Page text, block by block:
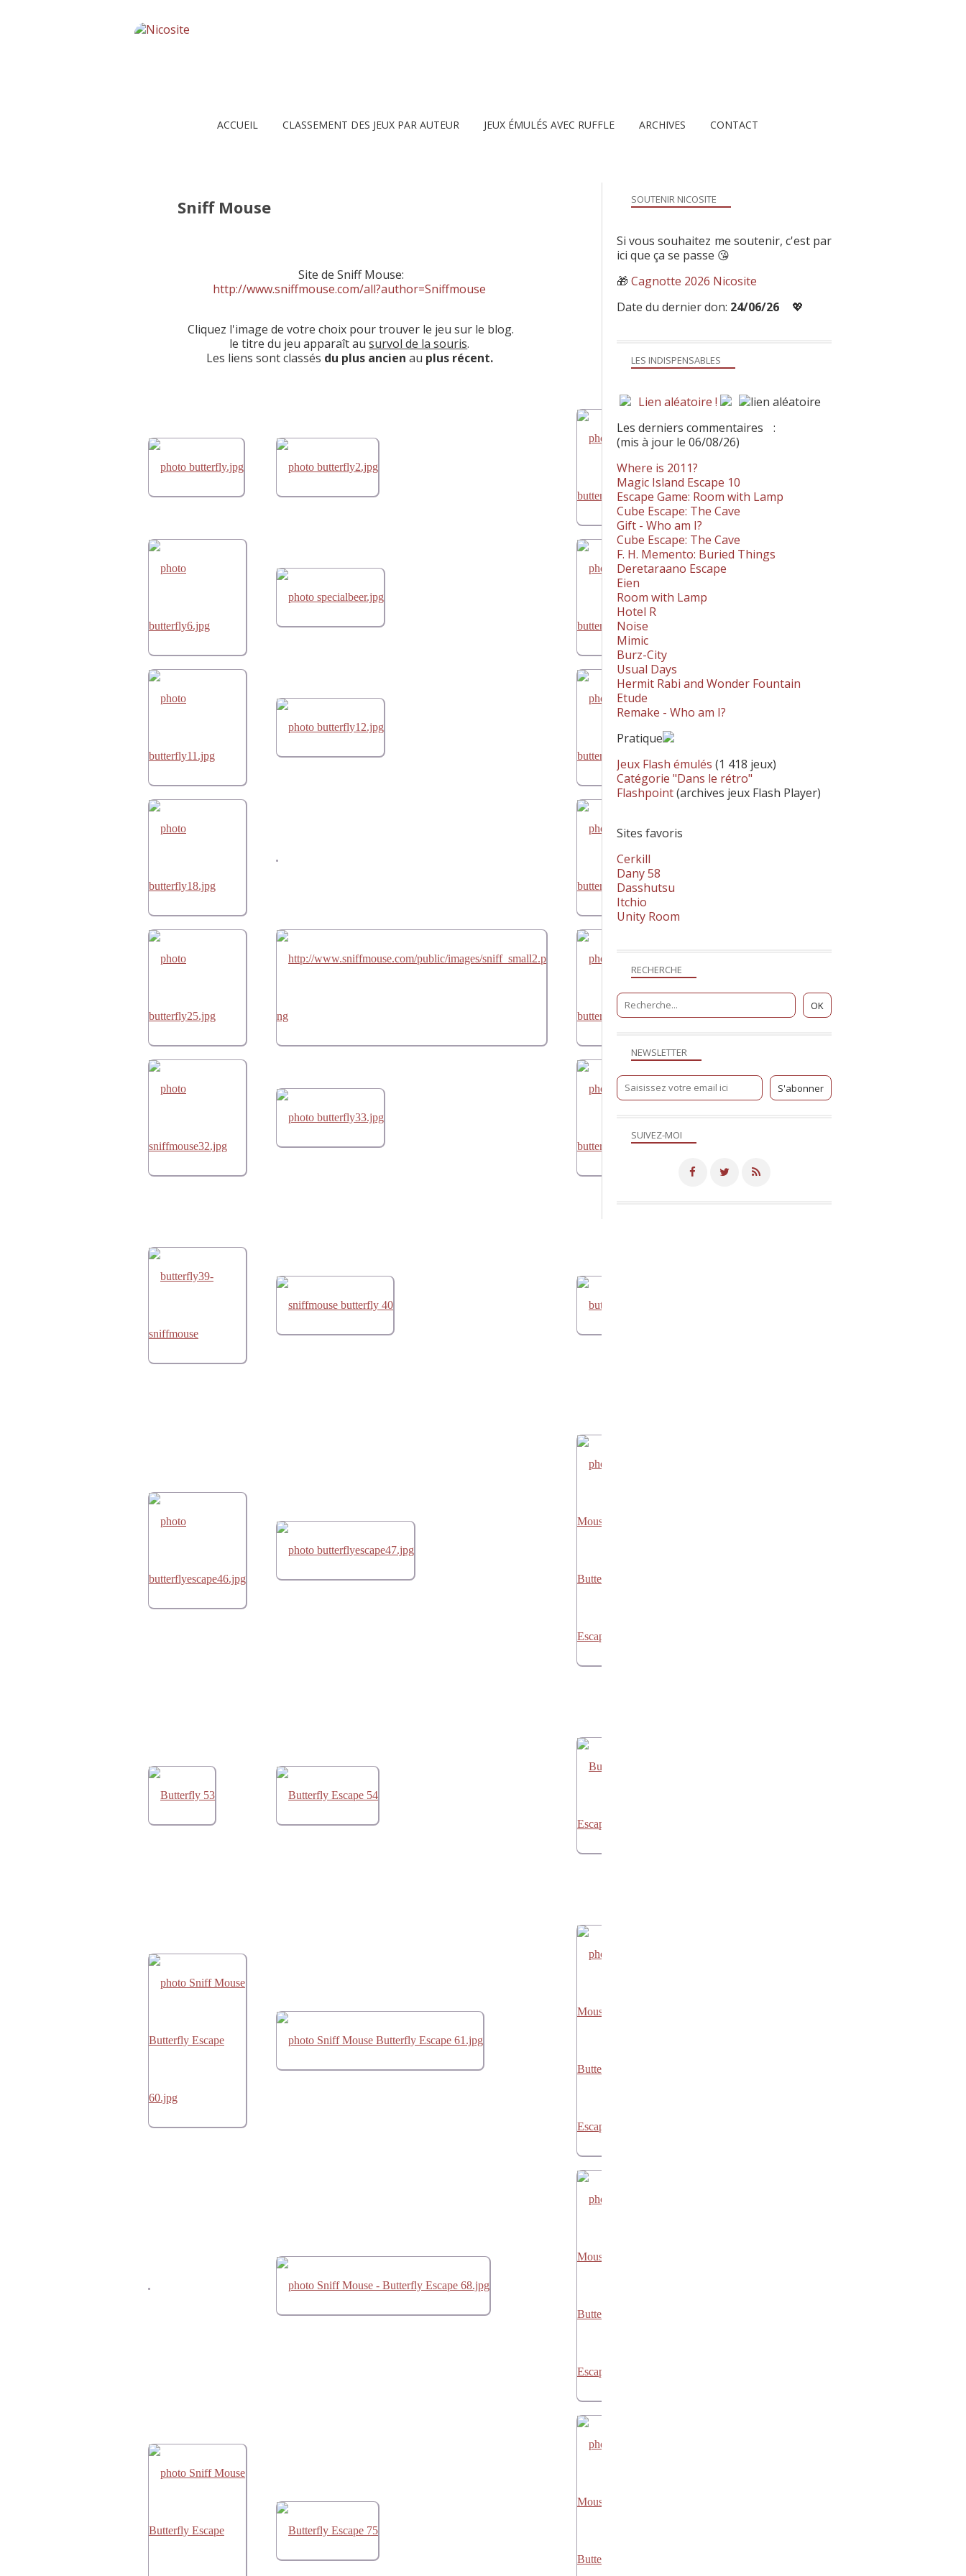
ACCUEIL CLASSEMENT DES JEUX PAR AUTEUR JEUX ÉMULÉS AVEC RUFFLE ARCHIVES CONTACT
Sniff Mouse
Site de Sniff Mouse:
http://www.sniffmouse.com/all?author=Sniffmouse
Cliquez l'image de votre choix pour trouver le jeu sur le blog.
le titre du jeu apparaît ausurvol de la souris.
Les liens sont classés du plus ancien au plus récent.
NEWSLETTER
SUIVEZ-MOI
RECHERCHE
LES INDISPENSABLES
Lien aléatoire !
Les derniers commentaires
:
(mis à jour le 06/08/26)
Where is 2011?
Magic Island Escape 10
Escape Game: Room with Lamp
Cube Escape: The Cave
Gift - Who am I?
Cube Escape: The Cave
F. H. Memento: Buried Things
Deretaraano Escape
Eien
Room with Lamp
Hotel R
Noise
Mimic
Burz-City
Usual Days
Hermit Rabi and Wonder Fountain
Etude
Remake - Who am I?
Pratique
Jeux Flash émulés (1 418 jeux)
Catégorie "Dans le rétro"
Flashpoint(archives jeux Flash Player)
Sites favoris
Cerkill
Dany 58
Dasshutsu
Itchio
Unity Room
SOUTENIR NICOSITE
Si vous souhaitez me soutenir, c'est par
ici que ça se passe 😘
🎁 Cagnotte 2026 Nicosite
Date du dernier don: 24/06/26 💖